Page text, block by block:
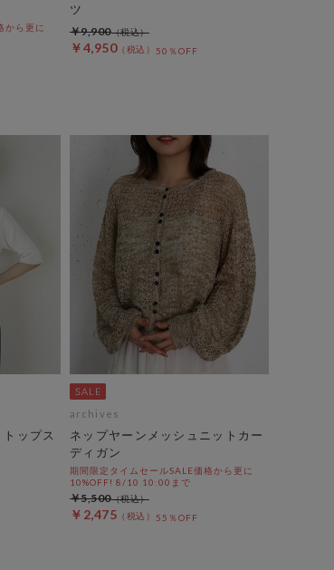
から更に
ツ
￥4,950 50％OFF
￥9,900
ップス
archives
ネップヤーンメッシュニットカー
ディガン
期間限定タイムセールSALE価格から更に
10%OFF! 8/10 10:00まで
￥2,475 55％OFF
￥5,500